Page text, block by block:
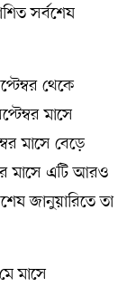
সর্বশেষ
থেকে
মাসে
মাসে বেড়ে
মাসে এটি আরও
জানুয়ারিতে তা
মাসে